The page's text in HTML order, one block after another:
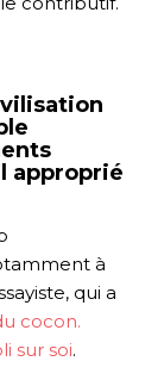
approprié
à
qui a
cocon.
sur soi.